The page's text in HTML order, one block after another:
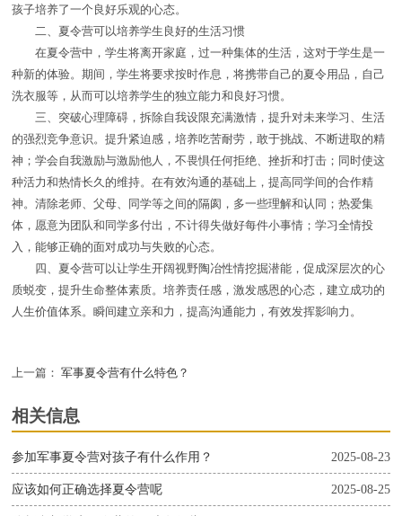
孩子培养了一个良好乐观的心态。
二、夏令营可以培养学生良好的生活习惯
在夏令营中，学生将离开家庭，过一种集体的生活，这对于学生是一
种新的体验。期间，学生将要求按时作息，将携带自己的夏令用品，自己
洗衣服等，从而可以培养学生的独立能力和良好习惯。
三、突破心理障碍，拆除自我设限充满激情，提升对未来学习、生活
的强烈竞争意识。提升紧迫感，培养吃苦耐劳，敢于挑战、不断进取的精
神；学会自我激励与激励他人，不畏惧任何拒绝、挫折和打击；同时使这
种活力和热情长久的维持。在有效沟通的基础上，提高同学间的合作精
神。清除老师、父母、同学等之间的隔阂，多一些理解和认同；热爱集
体，愿意为团队和同学多付出，不计得失做好每件小事情；学习全情投
入，能够正确的面对成功与失败的心态。
四、夏令营可以让学生开阔视野陶冶性情挖掘潜能，促成深层次的心
质蜕变，提升生命整体素质。培养责任感，激发感恩的心态，建立成功的
人生价值体系。瞬间建立亲和力，提高沟通能力，有效发挥影响力。
上一篇： 军事夏令营有什么特色？
相关信息
2025-08-23
参加军事夏令营对孩子有什么作用？
2025-08-25
应该如何正确选择夏令营呢